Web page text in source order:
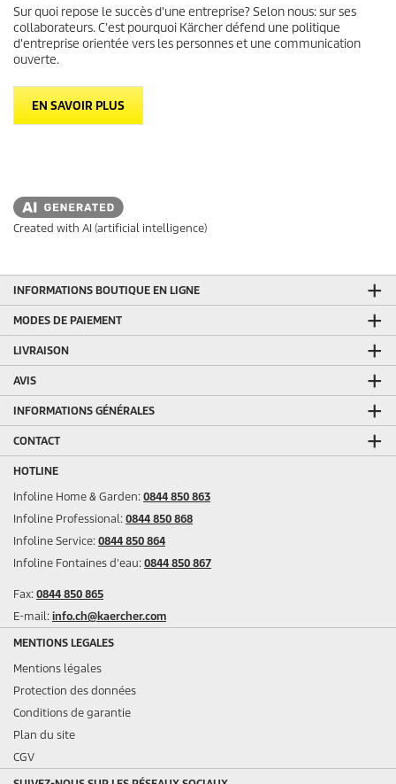
Sur quoi repose le succès d'une entreprise? Selon nous: sur ses
collaborateurs. C'est pourquoi Kärcher défend une politique
d'entreprise orientée vers les personnes et une communication
ouverte.
EN SAVOIR PLUS
Created with AI (artificial intelligence)
INFORMATIONS BOUTIQUE EN LIGNE
MODES DE PAIEMENT
LIVRAISON
AVIS
INFORMATIONS GÉNÉRALES
CONTACT
HOTLINE
Infoline Home & Garden: 0844 850 863
Infoline Professional: 0844 850 868
Infoline Service: 0844 850 864
Infoline Fontaines d'eau: 0844 850 867
Fax: 0844 850 865
E-mail: info.ch@kaercher.com
MENTIONS LEGALES
Mentions légales
Protection des données
Conditions de garantie
Plan du site
CGV